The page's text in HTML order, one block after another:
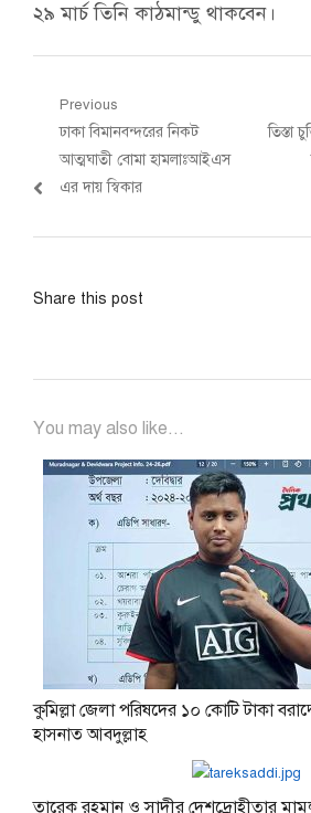
২৯ মার্চ তিনি কাঠমান্ডু থাকবেন।
Post
navigation
Previous
Previous
post:
ঢাকা বিমানবন্দরের নিকট
আত্মঘাতী বোমা হামলাঃআইএস
এর দায় স্বিকার
Next
তিস্তা
Share this post
You may also like...
কুমিল্লা জেলা পরিষদের ১০ কোটি টাকা
হাসনাত আবদুল্লাহ
তারেক রহমান ও সাদীর দেশদ্রোহীতার